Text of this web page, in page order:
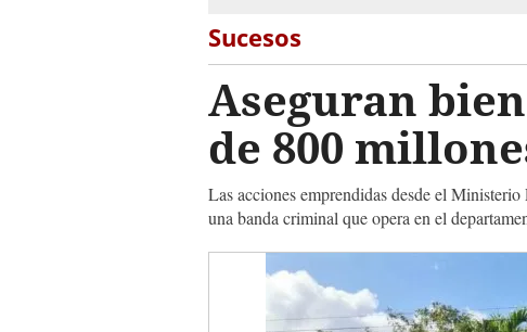
Sucesos
Aseguran
de 800
Las acciones emprendidas desde el
una banda criminal que opera en el